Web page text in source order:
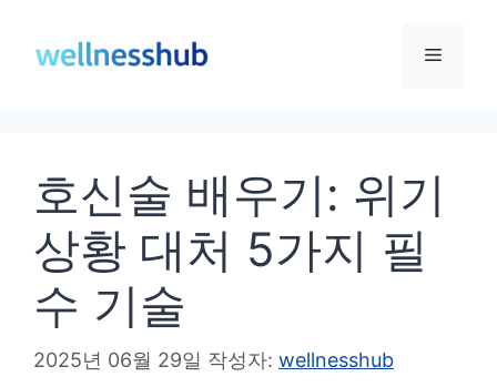
메
호신술 배우기: 위기
상황 대처 5가지 필
수 기술
2025년 06월 29일 작성자: wellnesshub